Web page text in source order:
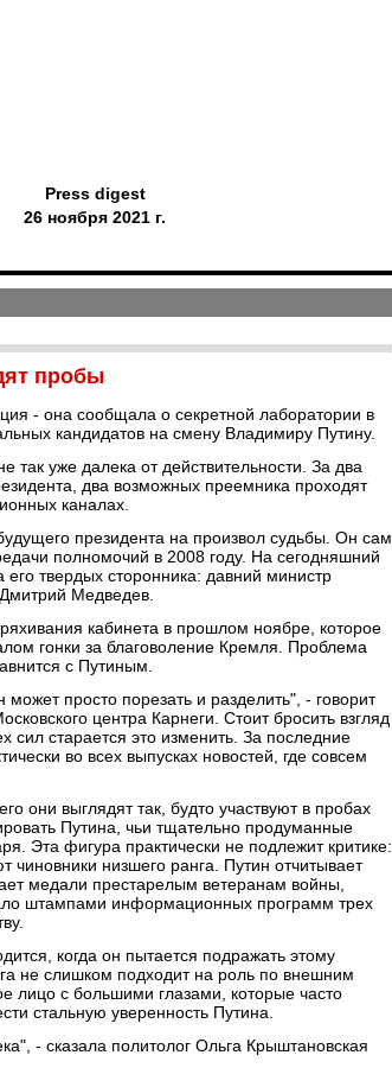
Press digest
26 ноября 2021 г.
пробы
- она сообщала о секретной лаборатории в
кандидатов на смену Владимиру Путину.
так уже далека от действительности. За два
два возможных преемника проходят
каналах.
президента на произвол судьбы. Он сам
полномочий в 2008 году. На сегодняшний
его твердых сторонника: давний министр
Медведев.
кабинета в прошлом ноябре, которое
гонки за благоволение Кремля. Проблема
с Путиным.
просто порезать и разделить", - говорит
центра Карнеги. Стоит бросить взгляд
сил старается это изменить. За последние
во всех выпусках новостей, где совсем
они выглядят так, будто участвуют в пробах
Путина, чьи тщательно продуманные
Эта фигура практически не подлежит критике:
чиновники низшего ранга. Путин отчитывает
медали престарелым ветеранам войны,
штампами информационных программ трех
когда он пытается подражать этому
не слишком подходит на роль по внешним
лицо с большими глазами, которые часто
стальную уверенность Путина.
- сказала политолог Ольга Крыштановская